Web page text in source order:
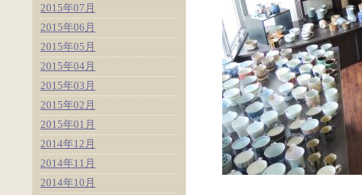
2015年07月
2015年06月
2015年05月
2015年04月
2015年03月
2015年02月
2015年01月
2014年12月
2014年11月
2014年10月